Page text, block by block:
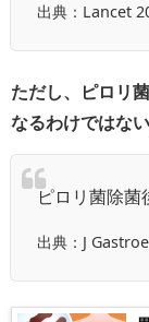
出典：Lancet
ただし、ピロリ
なるわけではな
ピロリ菌除菌
出典：J